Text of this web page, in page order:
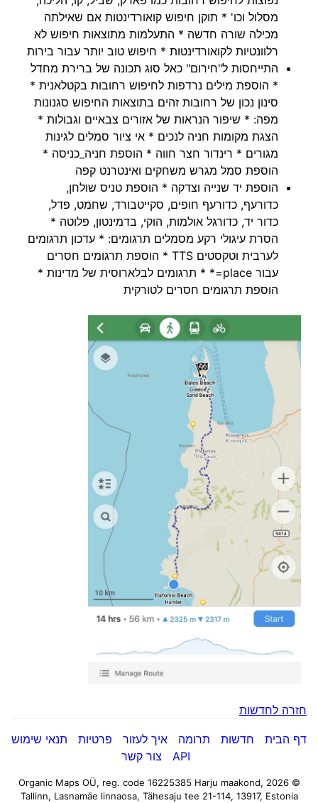
מסלול וכו' * תוקן חיפוש קואורדינטות אם שאילתה
מכילה שורה חדשה * התעלמות מתוצאות חיפוש לא
רלוונטיות לקואורדינטות * חיפוש טוב יותר עבור בירות
התייחסות ל"חירום" כאל סוג תכונה של ברירת מחדל
* הוספת מילים נרדפות לחיפוש רחובות בקטלאנית *
סינון נכון של רחובות זהים בתוצאות החיפוש סגנונות
מפה: * שיפור הנראות של אזורים צבאיים וגבולות *
הצגת מקומות חניה לנכים * אי ציור סמלים לגינות
מגורים * רינדור חצר חווה * הוספת חניה_כניסה *
הוספת סמל מגרש משחקים ואינטרנט קפה
הוספת יד שנייה וצדקה * הוספת טניס שולחן,
כדורעף, כדורעף חופים, סקייטבורד, שחמט, פדל,
כדור יד, כדורגל אולמות, הוקי, בדמינטון, פלוטה *
הסרת עיגולי רקע מסמלים תרגומים: * עדכון תרגומים
לערבית וטקסטים TTS * הוספת תרגומים חסרים
עבור place=* * תרגומים לבלארוסית של מדינות *
הוספת תרגומים חסרים לטורקית
חזרה לחדשות
דף הבית חדשות תרומה איך לעזור פרטיות
תנאי שימוש
API
צור קשר
© 2026 Organic Maps OÜ, reg. code 16225385
Harju maakond,
Tallinn, Lasnamäe linnaosa, Tähesaju tee 21-114, 13917, Estonia